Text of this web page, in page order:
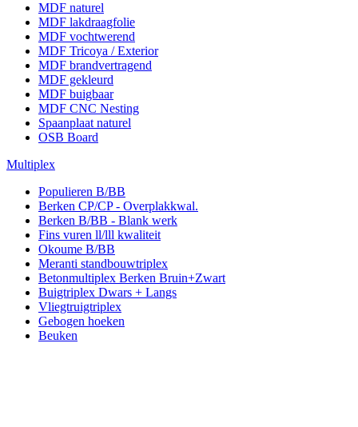
MDF naturel
MDF lakdraagfolie
MDF vochtwerend
MDF Tricoya / Exterior
MDF brandvertragend
MDF gekleurd
MDF buigbaar
MDF CNC Nesting
Spaanplaat naturel
OSB Board
Multiplex
Populieren B/BB
Berken CP/CP - Overplakkwal.
Berken B/BB - Blank werk
Fins vuren ll/lll kwaliteit
Okoume B/BB
Meranti standbouwtriplex
Betonmultiplex Berken Bruin+Zwart
Buigtriplex Dwars + Langs
Vliegtruigtriplex
Gebogen hoeken
Beuken